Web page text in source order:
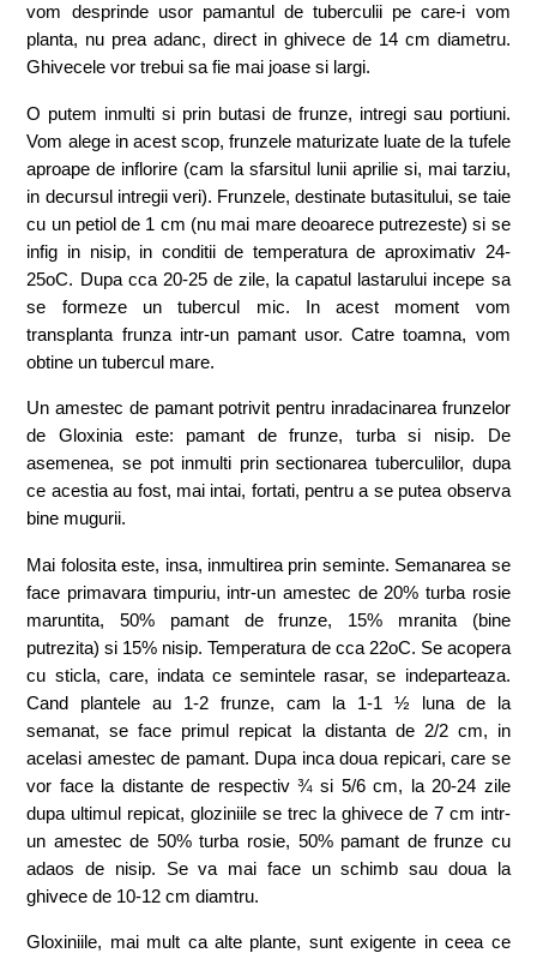
vom desprinde usor pamantul de tuberculii pe care-i vom
planta, nu prea adanc, direct in ghivece de 14 cm diametru.
Ghivecele vor trebui sa fie mai joase si largi.
O putem inmulti si prin butasi de frunze, intregi sau portiuni.
Vom alege in acest scop, frunzele maturizate luate de la tufele
aproape de inflorire (cam la sfarsitul lunii aprilie si, mai tarziu,
in decursul intregii veri). Frunzele, destinate butasitului, se taie
cu un petiol de 1 cm (nu mai mare deoarece putrezeste) si se
infig in nisip, in conditii de temperatura de aproximativ 24-
25oC. Dupa cca 20-25 de zile, la capatul lastarului incepe sa
se formeze un tubercul mic. In acest moment vom
transplanta frunza intr-un pamant usor. Catre toamna, vom
obtine un tubercul mare.
Un amestec de pamant potrivit pentru inradacinarea frunzelor
de Gloxinia este: pamant de frunze, turba si nisip. De
asemenea, se pot inmulti prin sectionarea tuberculilor, dupa
ce acestia au fost, mai intai, fortati, pentru a se putea observa
bine mugurii.
Mai folosita este, insa, inmultirea prin seminte. Semanarea se
face primavara timpuriu, intr-un amestec de 20% turba rosie
maruntita, 50% pamant de frunze, 15% mranita (bine
putrezita) si 15% nisip. Temperatura de cca 22oC. Se acopera
cu sticla, care, indata ce semintele rasar, se indeparteaza.
Cand plantele au 1-2 frunze, cam la 1-1 ½ luna de la
semanat, se face primul repicat la distanta de 2/2 cm, in
acelasi amestec de pamant. Dupa inca doua repicari, care se
vor face la distante de respectiv ¾ si 5/6 cm, la 20-24 zile
dupa ultimul repicat, gloziniile se trec la ghivece de 7 cm intr-
un amestec de 50% turba rosie, 50% pamant de frunze cu
adaos de nisip. Se va mai face un schimb sau doua la
ghivece de 10-12 cm diamtru.
Gloxiniile, mai mult ca alte plante, sunt exigente in ceea ce